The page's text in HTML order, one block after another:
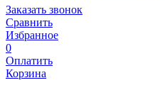
Заказать звонок
Сравнить
Избранное
0
Оплатить
Корзина